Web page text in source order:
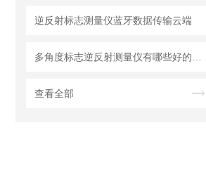
逆反射标志测量仪蓝牙数据传输云端
查看全部